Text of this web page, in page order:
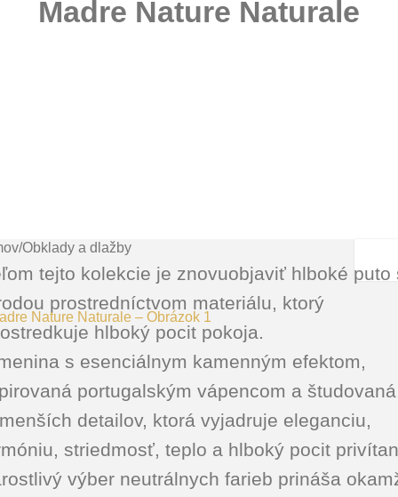
Madre Nature Naturale
/Obklady a dlažby
tejto kolekcie je znovuobjaviť hlboké puto
prostredníctvom materiálu, ktorý
hlboký pocit pokoja.
s esenciálnym kamenným efektom,
portugalským vápencom a
detailov, ktorá vyjadruje eleganciu,
striedmosť, teplo a hlboký pocit
výber neutrálnych farieb prináša